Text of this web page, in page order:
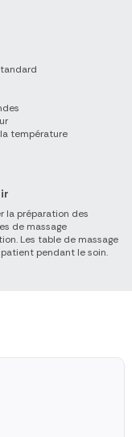
température
la préparation des
de massage
Les table de massage
pendant le soin.